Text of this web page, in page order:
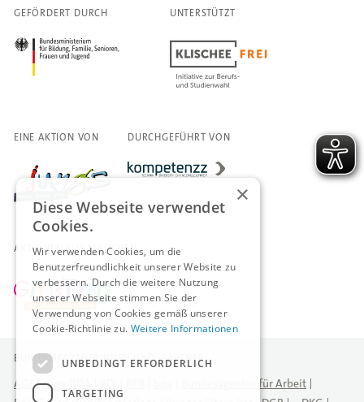
GEFÖRDERT DURCH UNTERSTÜTZT
EINE AKTION VON DURCHGEFÜHRT VON
AKTIONEN FÜR MÄDCHEN
BÜNDNISPARTNERINNEN UND -PARTNER
AGJ Logo-BDA
Bundesagentur für Arbeit
×
Diese Webseite verwendet
Cookies.
Wir verwenden Cookies, um die
Benutzerfreundlichkeit unserer Website zu
verbessern. Durch die weitere Nutzung
unserer Webseite stimmen Sie der
Verwendung von Cookies gemäß unserer
Cookie-Richtlinie zu. Weitere Informationen
UNBEDINGT ERFORDERLICH
TARGETING